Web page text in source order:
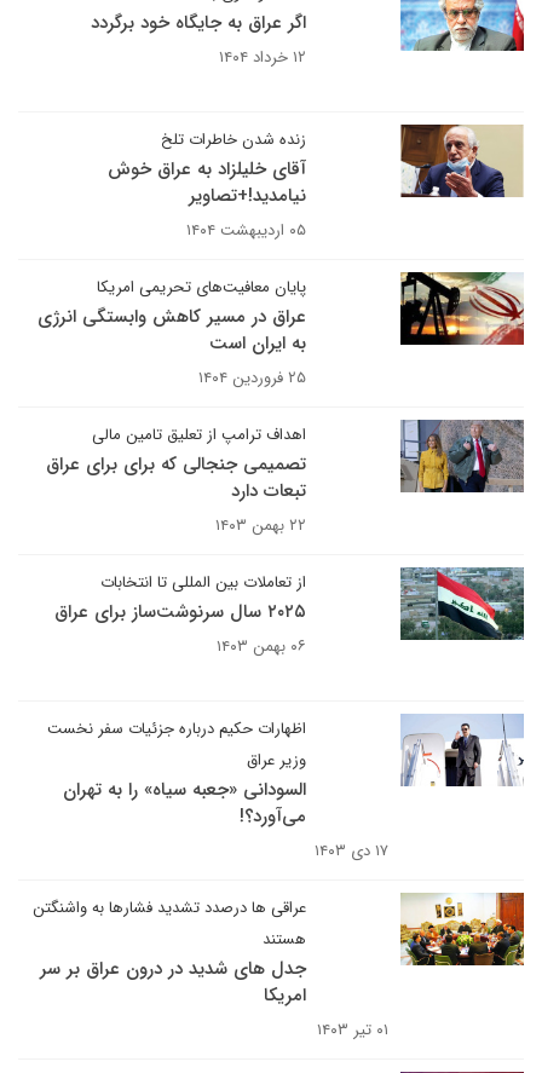
اگر عراق به جایگاه خود برگردد
۱۲ خرداد ۱۴۰۴
زنده شدن خاطرات تلخ
آقای خلیلزاد به عراق خوش
نیامدید!+تصاویر
۰۵ اردیبهشت ۱۴۰۴
پایان معافیت‌های تحریمی امریکا
عراق در مسیر کاهش وابستگی انرژی
به ایران است
۲۵ فروردین ۱۴۰۴
اهداف ترامپ از تعلیق تامین مالی
تصمیمی جنجالی که برای برای عراق
تبعات دارد
۲۲ بهمن ۱۴۰۳
از تعاملات بین المللی تا انتخابات
۲۰۲۵ سال سرنوشت‌ساز برای عراق
۰۶ بهمن ۱۴۰۳
اظهارات حکیم درباره جزئیات سفر نخست
وزیر عراق
السودانی «جعبه سیاه» را به تهران
می‌آورد؟!
۱۷ دی ۱۴۰۳
عراقی ها درصدد تشدید فشارها به واشنگتن
هستند
جدل های شدید در درون عراق بر سر
امریکا
۰۱ تیر ۱۴۰۳